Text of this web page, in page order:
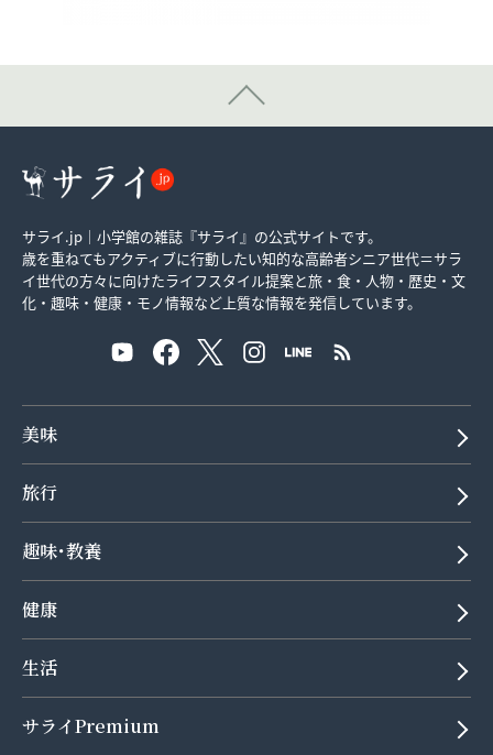
サライ.jp｜小学館の雑誌『サライ』の公式サイトです。
歳を重ねてもアクティブに行動したい知的な高齢者シニア世代＝サラ
イ世代の方々に向けたライフスタイル提案と旅・食・人物・歴史・文
化・趣味・健康・モノ情報など上質な情報を発信しています。
美味
旅行
趣味･教養
健康
生活
サライPremium